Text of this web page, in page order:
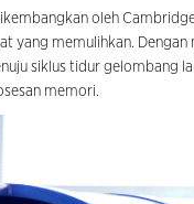
oleh
yang memulihkan.
siklus tidur gelombang
memori.